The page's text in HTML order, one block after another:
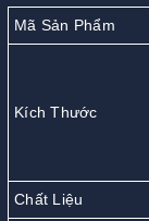
Mã Sản Phẩm
Kích Thước
Chất Liệu